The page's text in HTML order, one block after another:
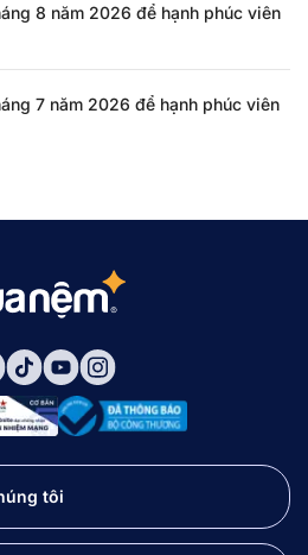
8 năm 2026 để hạnh phúc viên
7 năm 2026 để hạnh phúc viên
tôi